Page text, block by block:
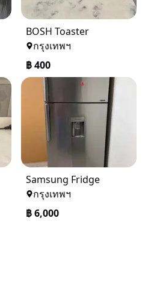
BOSH Toaster
กรุงเทพฯ
฿400
Samsung Fridge
กรุงเทพฯ
฿6,000